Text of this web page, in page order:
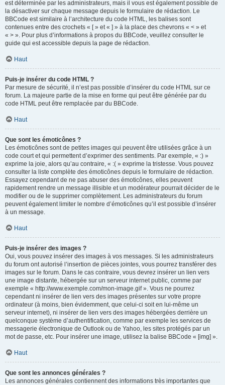
est déterminée par les administrateurs, mais il vous est également possible de
la désactiver sur chaque message depuis le formulaire de rédaction. Le
BBCode est similaire à l’architecture du code HTML, les balises sont
contenues entre des crochets « [ » et « ] » à la place des chevrons « < » et
« > ». Pour plus d’informations à propos du BBCode, veuillez consulter le
guide qui est accessible depuis la page de rédaction.
Haut
Puis-je insérer du code HTML ?
Par mesure de sécurité, il n’est pas possible d’insérer du code HTML sur ce
forum. La majeure partie de la mise en forme qui peut être générée par du
code HTML peut être remplacée par du BBCode.
Haut
Que sont les émoticônes ?
Les émoticônes sont de petites images qui peuvent être utilisées grâce à un
code court et qui permettent d’exprimer des sentiments. Par exemple, « :) »
exprime la joie, alors qu’au contraire, « :( » exprime la tristesse. Vous pouvez
consulter la liste complète des émoticônes depuis le formulaire de rédaction.
Essayez cependant de ne pas abuser des émoticônes, elles peuvent
rapidement rendre un message illisible et un modérateur pourrait décider de le
modifier ou de le supprimer complètement. Les administrateurs du forum
peuvent également limiter le nombre d’émoticônes qu’il est possible d’insérer
à un message.
Haut
Puis-je insérer des images ?
Oui, vous pouvez insérer des images à vos messages. Si les administrateurs
du forum ont autorisé l’insertion de pièces jointes, vous pourrez transférer des
images sur le forum. Dans le cas contraire, vous devrez insérer un lien vers
une image distante, hébergée sur un serveur internet public, comme par
exemple « http://www.exemple.com/mon-image.gif ». Vous ne pourrez
cependant ni insérer de lien vers des images présentes sur votre propre
ordinateur (à moins, bien évidemment, que celui-ci soit en lui-même un
serveur internet), ni insérer de lien vers des images hébergées derrière un
quelconque système d’authentification, comme par exemple les services de
messagerie électronique de Outlook ou de Yahoo, les sites protégés par un
mot de passe, etc. Pour insérer une image, utilisez la balise BBCode « [img] ».
Haut
Que sont les annonces générales ?
Les annonces générales contiennent des informations très importantes que